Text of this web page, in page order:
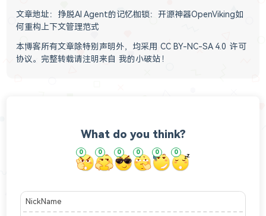
文章地址：
挣脱AI Agent的记忆枷锁：开源神器OpenViking如
何重构上下文管理范式
本博客所有文章除特别声明外，均采用 CC BY-NC-SA 4.0 许可
协议。完整转载请注明来自 我的小破站 ！
What do you think?
0 0 0 0 0 0
NickName